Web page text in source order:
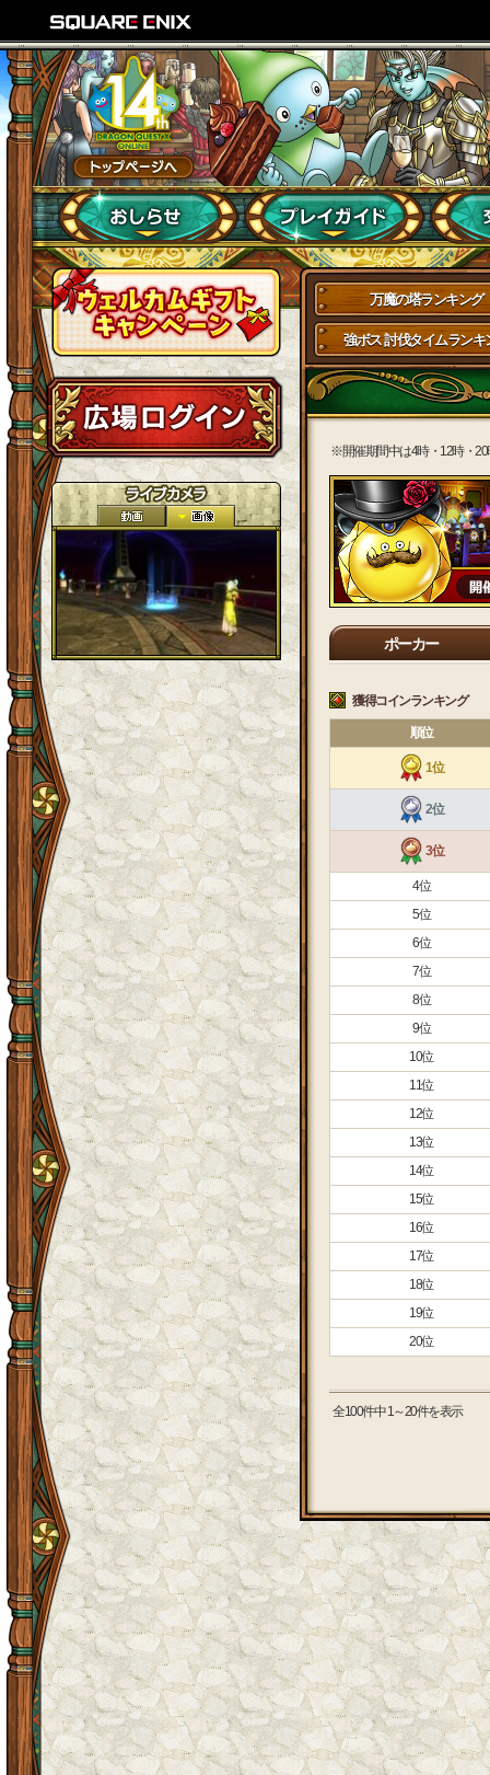
万魔の塔ランキング
強ボス 討伐タイムランキ
※開催期間中は4時・12時・
ポーカー
獲得コインランキング
順位
1位
2位
3位
4位
5位
6位
7位
8位
9位
10位
11位
12位
13位
14位
15位
16位
17位
18位
19位
20位
全100件中 1～20件を表示